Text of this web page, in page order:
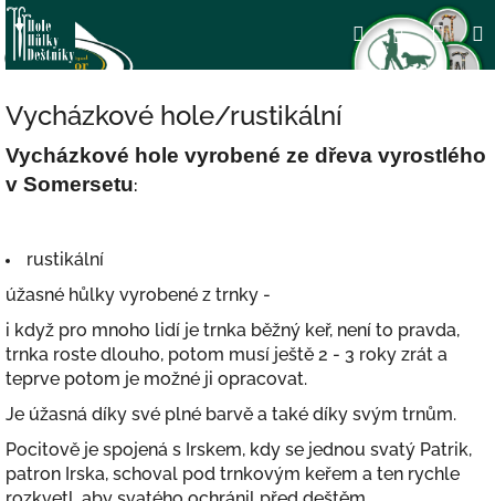
Přejít
na
obsah
HledatPřihlášení
Vycházkové hole/rustikální
Vycházkové hole vyrobené ze dřeva vyrostlého
v Somersetu:
rustikální
úžasné hůlky vyrobené z trnky -
i když pro mnoho lidí je trnka běžný keř, není to pravda,
trnka roste dlouho, potom musí ještě 2 - 3 roky zrát a
teprve potom je možné ji opracovat.
Je úžasná díky své plné barvě a také díky svým trnům.
Pocitově je spojená s Irskem, kdy se jednou svatý Patrik,
patron Irska, schoval pod trnkovým keřem a ten rychle